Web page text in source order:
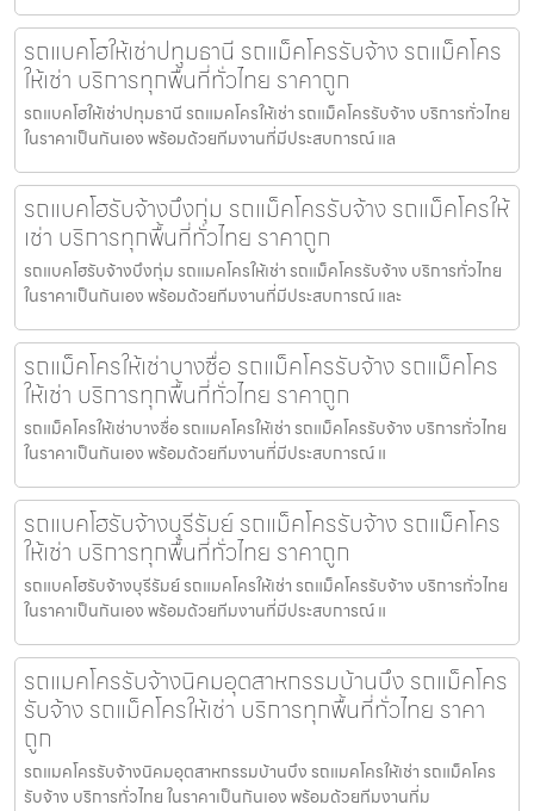
รถแบคโฮให้เช่าปทุมธานี รถแม็คโครรับจ้าง รถแม็คโคร
ให้เช่า บริการทุกพื้นที่ทั่วไทย ราคาถูก
รถแบคโฮให้เช่าปทุมธานี รถแมคโครให้เช่า รถแม็คโครรับจ้าง บริการทั่วไทย
ในราคาเป็นกันเอง พร้อมด้วยทีมงานที่มีประสบการณ์ แล
รถแบคโฮรับจ้างบึงกุ่ม รถแม็คโครรับจ้าง รถแม็คโครให้
เช่า บริการทุกพื้นที่ทั่วไทย ราคาถูก
รถแบคโฮรับจ้างบึงกุ่ม รถแมคโครให้เช่า รถแม็คโครรับจ้าง บริการทั่วไทย
ในราคาเป็นกันเอง พร้อมด้วยทีมงานที่มีประสบการณ์ และ
รถแม็คโครให้เช่าบางซื่อ รถแม็คโครรับจ้าง รถแม็คโคร
ให้เช่า บริการทุกพื้นที่ทั่วไทย ราคาถูก
รถแม็คโครให้เช่าบางซื่อ รถแมคโครให้เช่า รถแม็คโครรับจ้าง บริการทั่วไทย
ในราคาเป็นกันเอง พร้อมด้วยทีมงานที่มีประสบการณ์ แ
รถแบคโฮรับจ้างบุรีรัมย์ รถแม็คโครรับจ้าง รถแม็คโคร
ให้เช่า บริการทุกพื้นที่ทั่วไทย ราคาถูก
รถแบคโฮรับจ้างบุรีรัมย์ รถแมคโครให้เช่า รถแม็คโครรับจ้าง บริการทั่วไทย
ในราคาเป็นกันเอง พร้อมด้วยทีมงานที่มีประสบการณ์ แ
รถแมคโครรับจ้างนิคมอุตสาหกรรมบ้านบึง รถแม็คโคร
รับจ้าง รถแม็คโครให้เช่า บริการทุกพื้นที่ทั่วไทย ราคา
ถูก
รถแมคโครรับจ้างนิคมอุตสาหกรรมบ้านบึง รถแมคโครให้เช่า รถแม็คโคร
รับจ้าง บริการทั่วไทย ในราคาเป็นกันเอง พร้อมด้วยทีมงานที่ม